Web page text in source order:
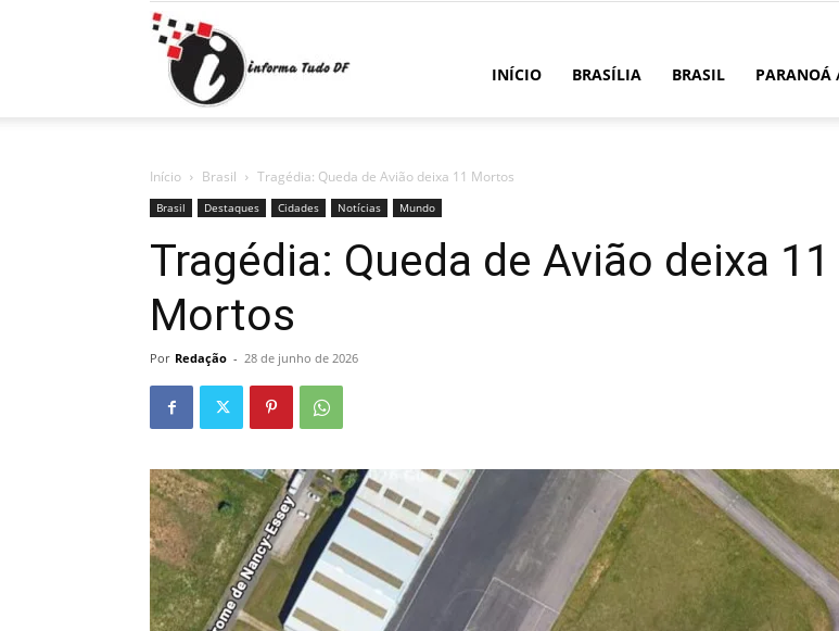
Informa
Tudo
INÍCIO BRASÍLIA BRASIL PARANOÁ
Início Brasil Tragédia: Queda de Avião deixa 11 Mortos
Brasil Destaques Cidades Notícias Mundo
Tragédia: Queda de Avião deixa 11
Mortos
Por Redação - 28 de junho de 2026